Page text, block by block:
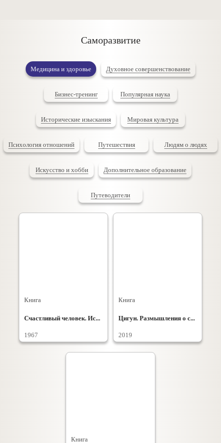
Саморазвитие
Медицина и здоровье Духовное совершенствование
Бизнес-тренинг Популярная наука
Исторические изыскания Мировая культура
Психология отношений Путешествия Людям о людях
Искусство и хобби Дополнительное образование
Путеводители
Книга
Счастливый человек. Ис...
1967
Книга
Цигун. Размышления о с...
2019
Книга